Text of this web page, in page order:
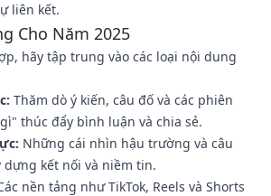
liên kết.
Cho Năm 2025
hãy tập trung vào các loại nội dung
Thăm dò ý kiến, câu đố và các phiên
thúc đẩy bình luận và chia sẻ.
Những cái nhìn hậu trường và câu
dựng kết nối và niềm tin.
nền tảng như TikTok, Reels và Shorts